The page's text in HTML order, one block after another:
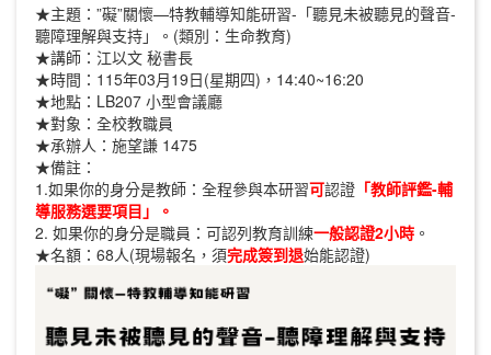
★主題：”礙”關懷—特教輔導知能研習-「聽見未被聽見的聲音-
聽障理解與支持」。(類別：生命教育)
★講師：江以文 秘書長
★時間：115年03月19日(星期四)，14:40~16:20
★地點：LB207 小型會議廳
★對象：全校教職員
★承辦人：施望謙 1475
★備註：
1.如果你的身分是教師：全程參與本研習可認證「教師評鑑-輔
導服務選要項目」。
2. 如果你的身分是職員：可認列教育訓練一般認證2小時。
★名額：68人(現場報名，須完成簽到退始能認證)